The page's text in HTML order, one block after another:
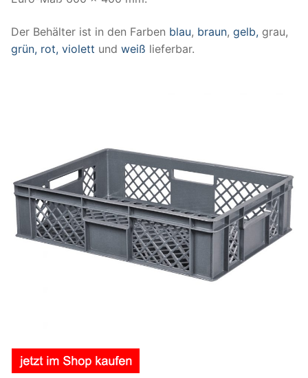
Der Behälter ist in den Farben blau, braun, gelb, grau,
grün, rot, violett und weiß lieferbar.